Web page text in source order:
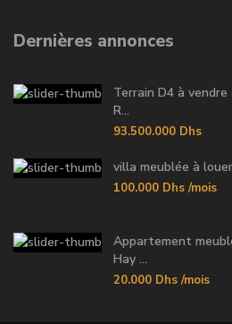
Dernières annonces
Terrain D4 à vendre
R...
93.500.000 Dhs
villa meublée à
100.000 Dhs /mois
Appartement
Hay ...
20.000 Dhs /mois